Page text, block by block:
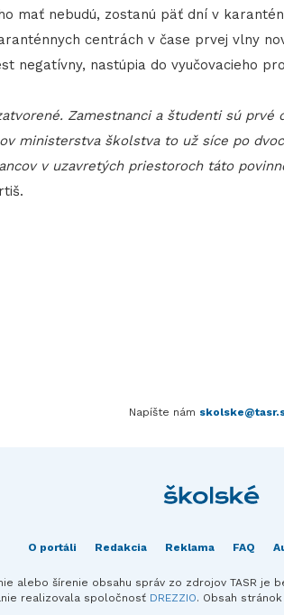
mať nebudú, zostanú päť dní v
centrách v čase prvej vlny
negatívny, nastúpia do vyučovacieho
Zamestnanci a študenti sú prvé
ministerstva školstva to už síce po
v uzavretých priestoroch táto
Napíšte nám
O portáli Redakcia Reklama FAQ
alebo šírenie obsahu správ zo zdrojov TASR je
realizovala spoločnosť DREZZIO. Obsah